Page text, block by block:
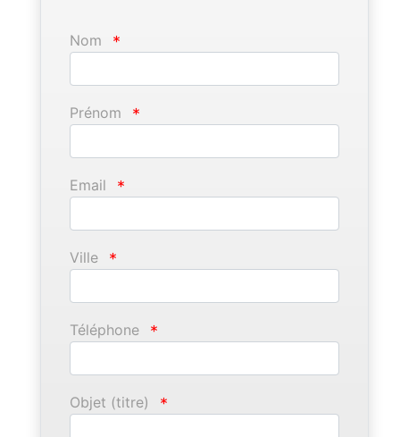
Nom *
Prénom *
Email *
Ville *
Téléphone *
Objet (titre) *